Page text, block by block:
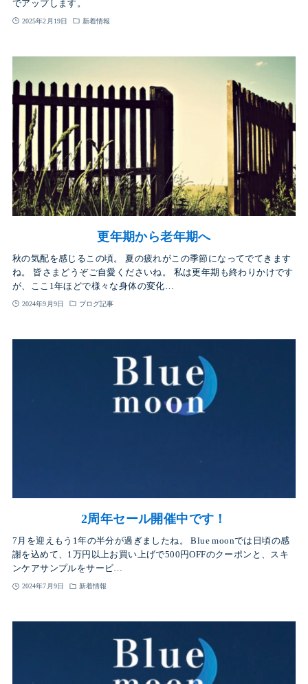
でアップします。
2025年2月19日 新着情報
更年期から老年期へ
秋の気配を感じるこの頃。 夏の疲れがこの季節になってでてきます
ね。 皆さまどうぞご自愛くださいね。 私は更年期も終わりかけです
が、ここ1年ほどで様々な身体の変化…
2024年9月9日 ブログ記事
2周年セール開催中です！
7月を迎えもう1年の半分が過ぎましたね。 Blue moonでは日頃の感
謝を込めて、1万円以上お買い上げで500円OFFのクーポンと、スキ
ンケアサンプルをサービ…
2024年7月9日 新着情報